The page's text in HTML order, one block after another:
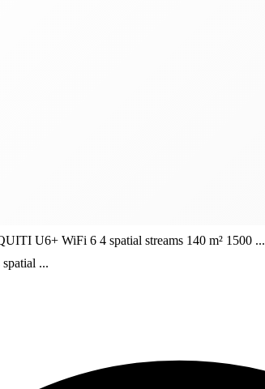
U6+ WiFi 6 4 spatial streams 140 m² 1500 ...
...